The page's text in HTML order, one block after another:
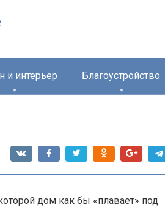
и интерьер Благоустройство
дом как бы «плавает» под